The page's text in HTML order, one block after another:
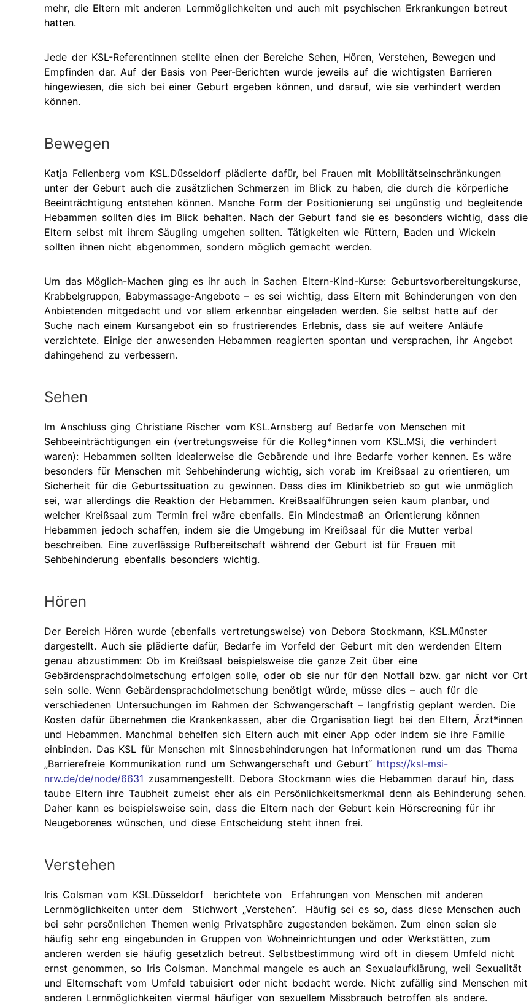
mehr, die Eltern mit anderen Lernmöglichkeiten und auch mit psychischen Erkrankungen betreut
hatten.
Jede der KSL-Referentinnen stellte einen der Bereiche Sehen, Hören, Verstehen, Bewegen und
Empfinden dar. Auf der Basis von Peer-Berichten wurde jeweils auf die wichtigsten Barrieren
hingewiesen, die sich bei einer Geburt ergeben können, und darauf, wie sie verhindert werden
können.
Bewegen
Katja Fellenberg vom KSL.Düsseldorf plädierte dafür, bei Frauen mit Mobilitätseinschränkungen
unter der Geburt auch die zusätzlichen Schmerzen im Blick zu haben, die durch die körperliche
Beeinträchtigung entstehen können. Manche Form der Positionierung sei ungünstig und begleitende
Hebammen sollten dies im Blick behalten. Nach der Geburt fand sie es besonders wichtig, dass die
Eltern selbst mit ihrem Säugling umgehen sollten. Tätigkeiten wie Füttern, Baden und Wickeln
sollten ihnen nicht abgenommen, sondern möglich gemacht werden.
Um das Möglich-Machen ging es ihr auch in Sachen Eltern-Kind-Kurse: Geburtsvorbereitungskurse,
Krabbelgruppen, Babymassage-Angebote – es sei wichtig, dass Eltern mit Behinderungen von den
Anbietenden mitgedacht und vor allem erkennbar eingeladen werden. Sie selbst hatte auf der
Suche nach einem Kursangebot ein so frustrierendes Erlebnis, dass sie auf weitere Anläufe
verzichtete. Einige der anwesenden Hebammen reagierten spontan und versprachen, ihr Angebot
dahingehend zu verbessern.
Sehen
Im Anschluss ging Christiane Rischer vom KSL.Arnsberg auf Bedarfe von Menschen mit
Sehbeeinträchtigungen ein (vertretungsweise für die Kolleg*innen vom KSL.MSi, die verhindert
waren): Hebammen sollten idealerweise die Gebärende und ihre Bedarfe vorher kennen. Es wäre
besonders für Menschen mit Sehbehinderung wichtig, sich vorab im Kreißsaal zu orientieren, um
Sicherheit für die Geburtssituation zu gewinnen. Dass dies im Klinikbetrieb so gut wie unmöglich
sei, war allerdings die Reaktion der Hebammen. Kreißsaalführungen seien kaum planbar, und
welcher Kreißsaal zum Termin frei wäre ebenfalls. Ein Mindestmaß an Orientierung können
Hebammen jedoch schaffen, indem sie die Umgebung im Kreißsaal für die Mutter verbal
beschreiben. Eine zuverlässige Rufbereitschaft während der Geburt ist für Frauen mit
Sehbehinderung ebenfalls besonders wichtig.
Hören
Der Bereich Hören wurde (ebenfalls vertretungsweise) von Debora Stockmann, KSL.Münster
dargestellt. Auch sie plädierte dafür, Bedarfe im Vorfeld der Geburt mit den werdenden Eltern
genau abzustimmen: Ob im Kreißsaal beispielsweise die ganze Zeit über eine
Gebärdensprachdolmetschung erfolgen solle, oder ob sie nur für den Notfall bzw. gar nicht vor Ort
sein solle. Wenn Gebärdensprachdolmetschung benötigt würde, müsse dies – auch für die
verschiedenen Untersuchungen im Rahmen der Schwangerschaft – langfristig geplant werden. Die
Kosten dafür übernehmen die Krankenkassen, aber die Organisation liegt bei den Eltern, Ärzt*innen
und Hebammen. Manchmal behelfen sich Eltern auch mit einer App oder indem sie ihre Familie
einbinden. Das KSL für Menschen mit Sinnesbehinderungen hat Informationen rund um das Thema
„Barrierefreie Kommunikation rund um Schwangerschaft und Geburt“ https://ksl-msi-
nrw.de/de/node/6631 zusammengestellt. Debora Stockmann wies die Hebammen darauf hin, dass
taube Eltern ihre Taubheit zumeist eher als ein Persönlichkeitsmerkmal denn als Behinderung sehen.
Daher kann es beispielsweise sein, dass die Eltern nach der Geburt kein Hörscreening für ihr
Neugeborenes wünschen, und diese Entscheidung steht ihnen frei.
Verstehen
Iris Colsman vom KSL.Düsseldorf berichtete von Erfahrungen von Menschen mit anderen
Lernmöglichkeiten unter dem Stichwort „Verstehen“. Häufig sei es so, dass diese Menschen auch
bei sehr persönlichen Themen wenig Privatsphäre zugestanden bekämen. Zum einen seien sie
häufig sehr eng eingebunden in Gruppen von Wohneinrichtungen und oder Werkstätten, zum
anderen werden sie häufig gesetzlich betreut. Selbstbestimmung wird oft in diesem Umfeld nicht
ernst genommen, so Iris Colsman. Manchmal mangele es auch an Sexualaufklärung, weil Sexualität
und Elternschaft vom Umfeld tabuisiert oder nicht bedacht werde. Nicht zufällig sind Menschen mit
anderen Lernmöglichkeiten viermal häufiger von sexuellem Missbrauch betroffen als andere.